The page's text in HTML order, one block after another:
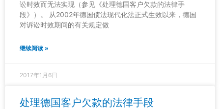
讼时效而无法实现（参见《处理德国客户欠款的法律手
段》）。 从2002年德国债法现代化法正式生效以来，德国
对诉讼时效期间的有关规定做
继续阅读 »
2017年1月6日
处理德国客户欠款的法律手段